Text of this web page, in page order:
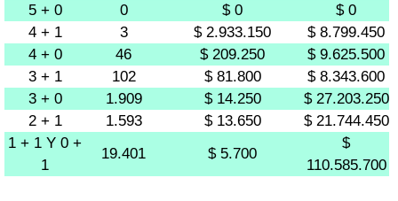
5 + 0
0 $ 0
$ 0
4 + 1
3 $ 2.933.150
$ 8.799.450
4 + 0
46 $ 209.250
$ 9.625.500
3 + 1
102 $ 81.800
$ 8.343.600
3 + 0
1.909 $ 14.250
$ 27.203.250
2 + 1
1.593 $ 13.650
$ 21.744.450
1 + 1 Y 0 +
1
19.401 $ 5.700
$
110.585.700